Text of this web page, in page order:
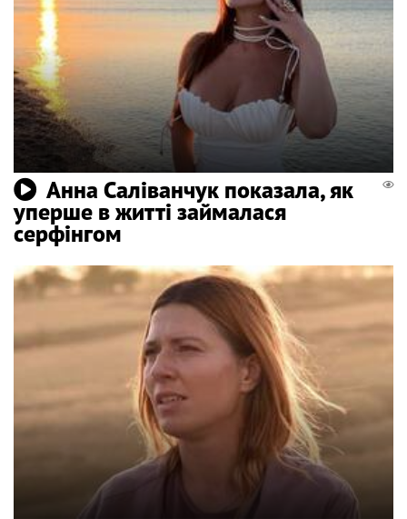
Анна Саліванчук показала, як
уперше в житті займалася
серфінгом